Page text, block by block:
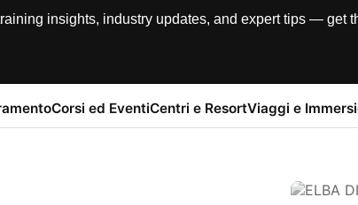
insights, industry updates, and expert tips — get
Corsi ed EventiCentri e ResortViaggi e